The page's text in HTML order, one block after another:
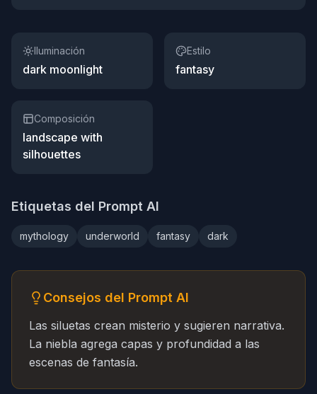
Iluminación
dark moonlight
Estilo
fantasy
Composición
landscape with
silhouettes
Etiquetas del Prompt AI
mythology underworld fantasy dark
Consejos del Prompt AI
Las siluetas crean misterio y sugieren narrativa.
La niebla agrega capas y profundidad a las
escenas de fantasía.